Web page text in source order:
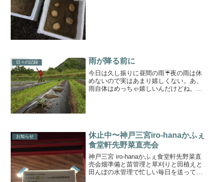
日々の記録 雨が降る前に
今日は久し振りに昼間の雨☔️夜の雨は休
めないので実はあまり嬉しくない。あ、
雨自体はめっちゃ嬉しいんだけどね。予
お知らせ
休止中〜神戸三宮iro-hanaかふぇ
食堂軒先野菜直売会
神戸三宮 iro-hanaかふぇ食堂軒先野菜直
売会畑準備と苗管理と草刈りと田植えと
田んぼの水管理で忙しい毎日を送ってま